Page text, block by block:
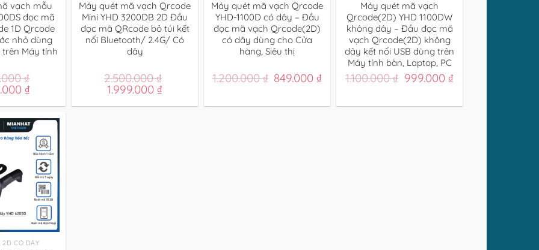
vạch mẫu
đọc mã
1D Qrcode
nhỏ dùng
Máy tính
₫
₫.
₫Giá
tại
là:
1.999.000 ₫.
Máy quét mã vạch Qrcode
Mini YHD 3200DB 2D Đầu
đọc mã QRcode bỏ túi kết
nối Bluetooth/ 2.4G/ Có
dây
2.500.000₫
Giá
1.999.000 ₫Giá
Máy quét mã vạch Qrcode
YHD-1100D có dây – Đầu
đọc mã vạch Qrcode(2D)
có dây dùng cho Cửa
hàng, Siêu thị
1.200.000₫ Giá
849.000₫Giá
Máy quét mã vạch
Qrcode(2D) YHD 1100DW
không dây – Đầu đọc mã
vạch Qrcode(2D) không
dây kết nối USB dùng trên
Máy tính bàn, Laptop, PC
1.100.000₫ Giá
999.000 ₫Giá
2D CÓ DÂY